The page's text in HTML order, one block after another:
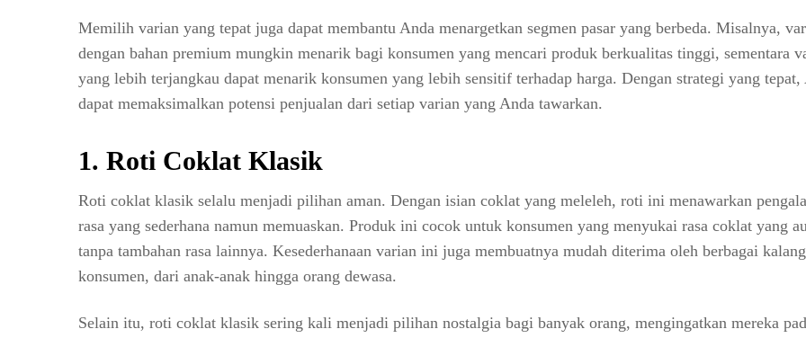
Memilih varian yang tepat juga dapat membantu Anda menargetkan segmen pasar yang berbeda. Misalnya,
dengan bahan premium mungkin menarik bagi konsumen yang mencari produk berkualitas tinggi, sementara
yang lebih terjangkau dapat menarik konsumen yang lebih sensitif terhadap harga. Dengan strategi yang tepat,
dapat memaksimalkan potensi penjualan dari setiap varian yang Anda tawarkan.
1. Roti Coklat Klasik
Roti coklat klasik selalu menjadi pilihan aman. Dengan isian coklat yang meleleh, roti ini menawarkan
rasa yang sederhana namun memuaskan. Produk ini cocok untuk konsumen yang menyukai rasa coklat yang
tanpa tambahan rasa lainnya. Kesederhanaan varian ini juga membuatnya mudah diterima oleh berbagai
konsumen, dari anak-anak hingga orang dewasa.
Selain itu, roti coklat klasik sering kali menjadi pilihan nostalgia bagi banyak orang, mengingatkan mereka